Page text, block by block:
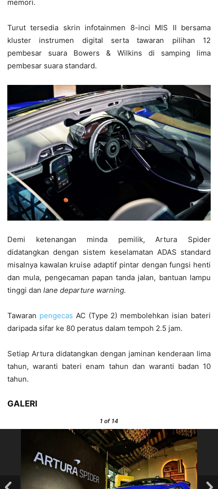
memori.
Turut tersedia skrin infotainmen 8-inci MIS II bersama
kluster instrumen digital serta tawaran pilihan 12
pembesar suara Bowers & Wilkins di samping lima
pembesar suara standard.
Demi ketenangan minda pemilik, Artura Spider
didatangkan dengan sistem keselamatan ADAS standard
misalnya kawalan kruise adaptif pintar dengan fungsi henti
dan mula, pengecaman papan tanda jalan, bantuan lampu
tinggi dan lane departure warning.
Tawaran pengecas AC (Type 2) membolehkan isian bateri
daripada sifar ke 80 peratus dalam tempoh 2.5 jam.
Setiap Artura didatangkan dengan jaminan kenderaan lima
tahun, waranti bateri enam tahun dan waranti badan 10
tahun.
GALERI
1 of 14